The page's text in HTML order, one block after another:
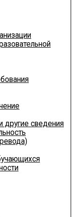
другие сведения